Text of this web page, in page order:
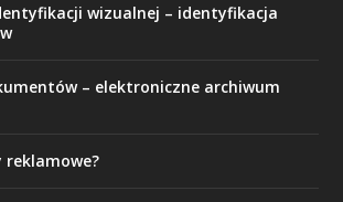
wizualnej – identyfikacja
– elektroniczne archiwum
reklamowe?